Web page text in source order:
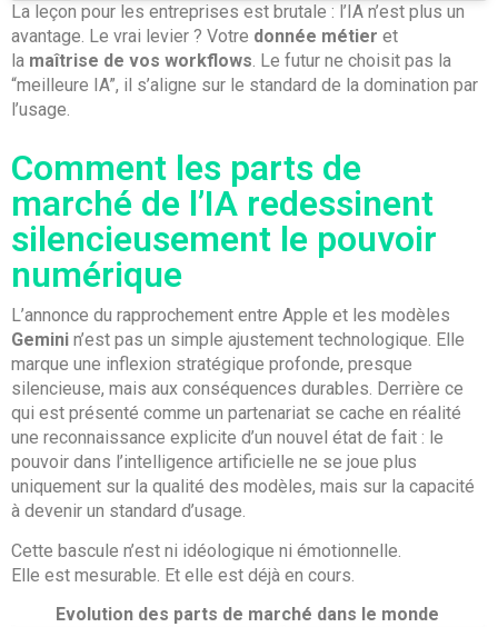
La leçon pour les entreprises est brutale : l’IA n’est plus un
avantage. Le vrai levier ? Votre donnée métier et
la maîtrise de vos workflows. Le futur ne choisit pas la
“meilleure IA”, il s’aligne sur le standard de la domination par
l’usage.
Comment les parts de
marché de l’IA redessinent
silencieusement le pouvoir
numérique
L’annonce du rapprochement entre Apple et les modèles
Gemini n’est pas un simple ajustement technologique. Elle
marque une inflexion stratégique profonde, presque
silencieuse, mais aux conséquences durables. Derrière ce
qui est présenté comme un partenariat se cache en réalité
une reconnaissance explicite d’un nouvel état de fait : le
pouvoir dans l’intelligence artificielle ne se joue plus
uniquement sur la qualité des modèles, mais sur la capacité
à devenir un standard d’usage.
Cette bascule n’est ni idéologique ni émotionnelle.
Elle est mesurable. Et elle est déjà en cours.
Evolution des parts de marché dans le monde